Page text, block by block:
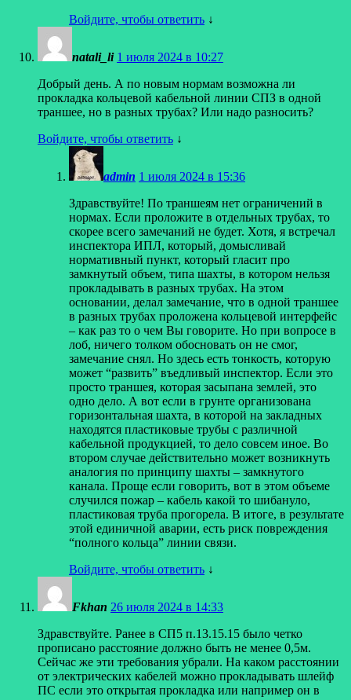
Войдите, чтобы ответить ↓
natali_li 1 июля 2024 в 10:27
Добрый день. А по новым нормам возможна ли
прокладка кольцевой кабельной линии СПЗ в одной
траншее, но в разных трубах? Или надо разносить?
Войдите, чтобы ответить ↓
admin 1 июля 2024 в 15:36
Здравствуйте! По траншеям нет ограничений в
нормах. Если проложите в отдельных трубах, то
скорее всего замечаний не будет. Хотя, я встречал
инспектора ИПЛ, который, домысливай
нормативный пункт, который гласит про
замкнутый объем, типа шахты, в котором нельзя
прокладывать в разных трубах. На этом
основании, делал замечание, что в одной траншее
в разных трубах проложена кольцевой интерфейс
– как раз то о чем Вы говорите. Но при вопросе в
лоб, ничего толком обосновать он не смог,
замечание снял. Но здесь есть тонкость, которую
может “развить” въедливый инспектор. Если это
просто траншея, которая засыпана землей, это
одно дело. А вот если в грунте организована
горизонтальная шахта, в которой на закладных
находятся пластиковые трубы с различной
кабельной продукцией, то дело совсем иное. Во
втором случае действительно может возникнуть
аналогия по принципу шахты – замкнутого
канала. Проще если говорить, вот в этом объеме
случился пожар – кабель какой то шибануло,
пластиковая труба прогорела. В итоге, в результате
этой единичной аварии, есть риск повреждения
“полного кольца” линии связи.
Войдите, чтобы ответить ↓
Fkhan 26 июля 2024 в 14:33
Здравствуйте. Ранее в СП5 п.13.15.15 было четко
прописано расстояние должно быть не менее 0,5м.
Сейчас же эти требования убрали. На каком расстоянии
от электрических кабелей можно прокладывать шлейф
ПС если это открытая прокладка или например он в